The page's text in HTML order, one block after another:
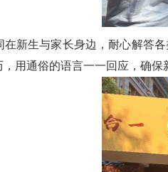
在新生与家长身边，耐心解答
用通俗的语言一一回应，确